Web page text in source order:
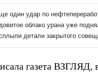
газета ВЗГЛЯД,